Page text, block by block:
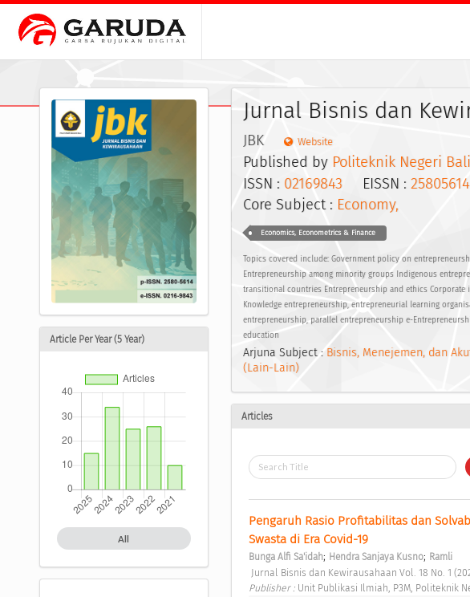
Article Per Year (5 Year)
All
Jurnal Bisnis dan
JBK Website
Published by Politeknik Negeri Bali
ISSN : 02169843EISSN : 25805614
Core Subject : Economy,
Economics, Econometrics & Finance
Topics covered include: Government policy on
Entrepreneurship among minority groups Indigenous
transitional countries Entrepreneurship and ethics Corporate
Knowledge entrepreneurship, entrepreneurial learning
entrepreneurship, parallel entrepreneurship e-
education
Arjuna Subject : Bisnis, Menejemen, dan
(Lain-Lain)
Articles
Pengaruh Rasio Profitabilitas dan
Swasta di Era Covid-19
Bunga Alfi Sa'idah; Hendra Sanjaya Kusno; Ramli
Jurnal Bisnis dan Kewirausahaan Vol. 18 No. 1
Publisher : Unit Publikasi Ilmiah, P3M, Politeknik